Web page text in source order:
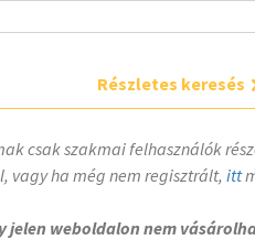
Részletes keresés
csak szakmai felhasználók
vagy ha még nem regisztrált, itt
jelen weboldalon nem